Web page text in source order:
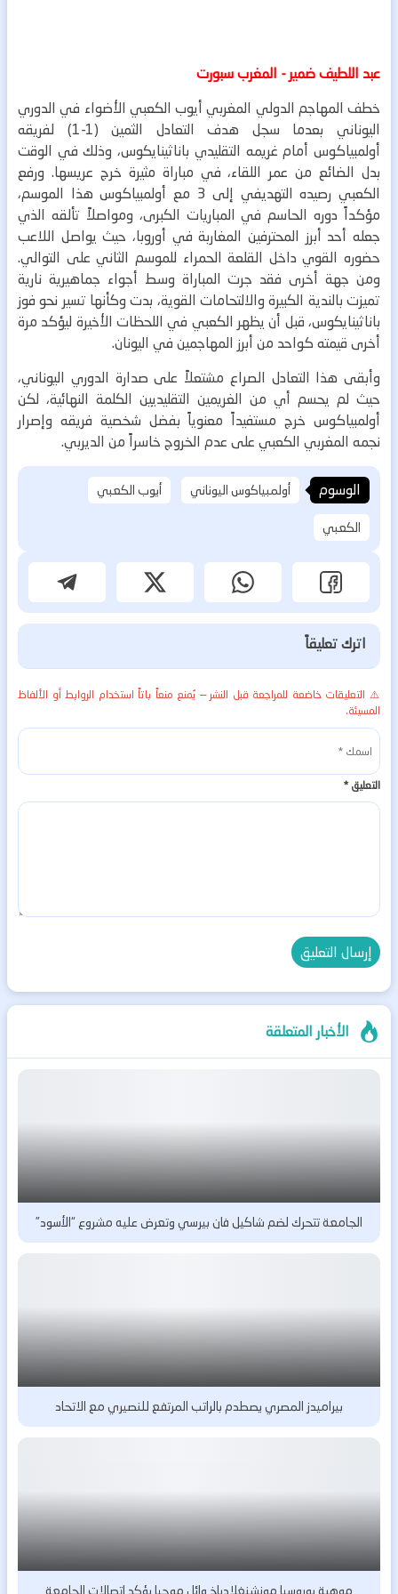
عبد اللطيف ضمير - المغرب سبورت
خطف المهاجم الدولي المغربي أيوب الكعبي الأضواء في الدوري
اليوناني بعدما سجل هدف التعادل الثمين (1-1) لفريقه
أولمبياكوس أمام غريمه التقليدي باناثينايكوس، وذلك في الوقت
بدل الضائع من عمر اللقاء، في مباراة مثيرة خرج عريسها. ورفع
الكعبي رصيده التهديفي إلى 3 مع أولمبياكوس هذا الموسم،
مؤكداً دوره الحاسم في المباريات الكبرى، ومواصلاً تألقه الذي
جعله أحد أبرز المحترفين المغاربة في أوروبا، حيث يواصل اللاعب
حضوره القوي داخل القلعة الحمراء للموسم الثاني على التوالي.
ومن جهة أخرى فقد جرت المباراة وسط أجواء جماهيرية نارية
تميزت بالندية الكبيرة والالتحامات القوية، بدت وكأنها تسير نحو فوز
باناثينايكوس، قبل أن يظهر الكعبي في اللحظات الأخيرة ليؤكد مرة
أخرى قيمته كواحد من أبرز المهاجمين في اليونان.
وأبقى هذا التعادل الصراع مشتعلاً على صدارة الدوري اليوناني،
حيث لم يحسم أي من الغريمين التقليديين الكلمة النهائية، لكن
أولمبياكوس خرج مستفيداً معنوياً بفضل شخصية فريقه وإصرار
نجمه المغربي الكعبي على عدم الخروج خاسراً من الديربي.
الوسوم أولمبياكوس اليوناني
أيوب الكعبي
الكعبي
اترك تعليقاً
⚠️ التعليقات خاضعة للمراجعة قبل النشر — يُمنع منعاً باتاً استخدام الروابط أو الألفاظ
المسيئة.
التعليق*
الأخبار المتعلقة
الجامعة تتحرك لضم شاكيل فان بيرسي وتعرض عليه مشروع “الأسود”
بيراميدز المصري يصطدم بالراتب المرتفع للنصيري مع الاتحاد